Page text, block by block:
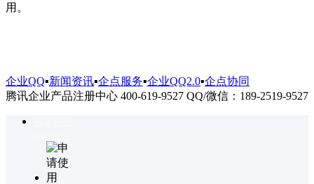
用。
企业QQ▪新闻资讯▪企点服务▪企业QQ2.0▪企点协同
腾讯企业产品注册中心 400-619-9527 QQ/微信：189-2519-9527